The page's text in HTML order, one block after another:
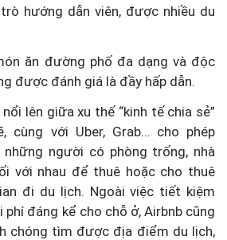
hướng dẫn viên, được nhiều du
ăn đường phố đa dạng và độc
được đánh giá là đầy hấp dẫn.
lên giữa xu thế “kinh tế chia sẻ”
cùng với Uber, Grab… cho phép
người có phòng trống, nhà
với nhau để thuê hoặc cho thuê
đi du lịch. Ngoài việc tiết kiệm
đáng kể cho chỗ ở, Airbnb cũng
chóng tìm được địa điểm du lịch,